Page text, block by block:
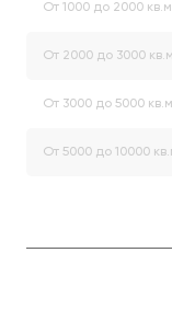
От 1000 до 2000
От 2000 до 3000
От 3000 до 5000
От 5000 до 10000